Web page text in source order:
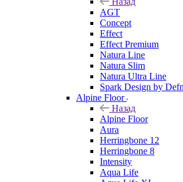
AGT
Concept
Effect
Effect Premium
Natura Line
Natura Slim
Natura Ultra Line
Spark Design by
Alpine Floor
Назад
Alpine Floor
Aura
Herringbone 12
Herringbone 8
Intensity
Aqua Life